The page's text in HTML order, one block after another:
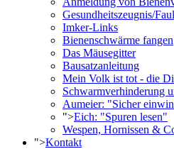
Gesundheitszeugnis/
Imker-Links
Bienenschwärme fangen
Das Mäusegitter
Bausatzanleitung
Mein Volk ist tot - die
Schwarmverhinderung
Aumeier: "Sicher
">Eich: "Spuren lesen"
Wespen, Hornissen &
">Kontakt